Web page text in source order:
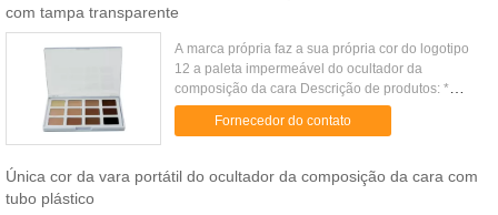
com tampa transparente
A marca própria faz a sua própria cor do logotipo
12 a paleta impermeável do ocultador da
composição da cara Descrição de produtos: *
nome: Faça a sua própria cor do logotipo 12 a
paleta impermeável do ...
Fornecedor do contato
Única cor da vara portátil do ocultador da composição da cara com
tubo plástico